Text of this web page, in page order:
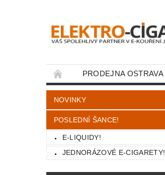
PRODEJNA OSTRAVA
KONTAKTY
NOVINKY
POSLEDNÍ ŠANCE!
E-LIQUIDY!
JEDNORÁZOVÉ E-CIGARETY!